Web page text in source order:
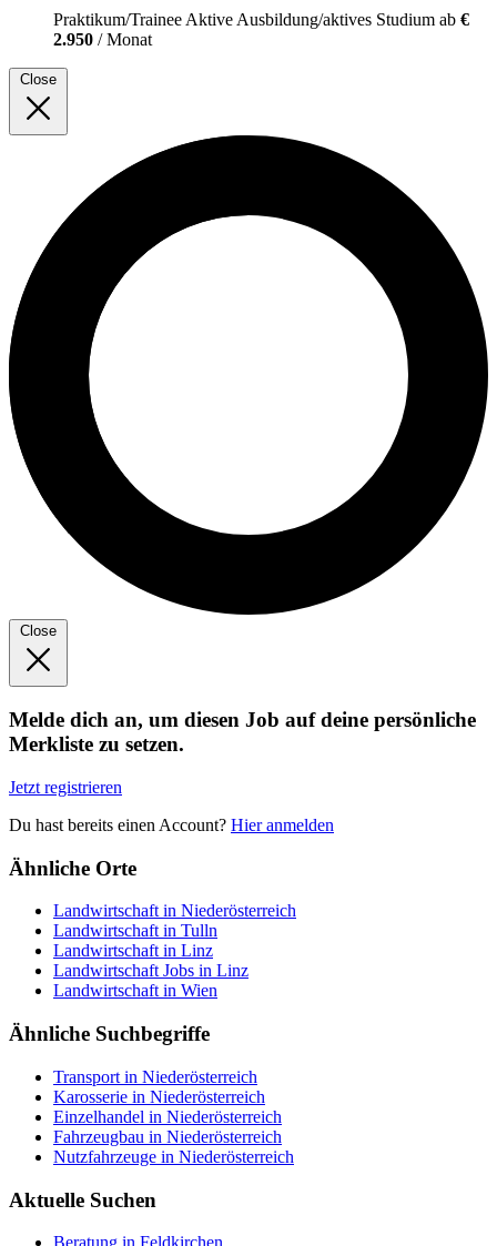
Praktikum/TraineeAktive Ausbildung/aktives Studium ab €
2.950 / Monat
Close
Close
Melde dich an, um diesen Job auf deine persönliche
Merkliste zu setzen.
Jetzt registrieren
Du hast bereits einen Account? Hier anmelden
Ähnliche Orte
Landwirtschaft in Niederösterreich
Landwirtschaft in Tulln
Landwirtschaft in Linz
Landwirtschaft Jobs in Linz
Landwirtschaft in Wien
Ähnliche Suchbegriffe
Transport in Niederösterreich
Karosserie in Niederösterreich
Einzelhandel in Niederösterreich
Fahrzeugbau in Niederösterreich
Nutzfahrzeuge in Niederösterreich
Aktuelle Suchen